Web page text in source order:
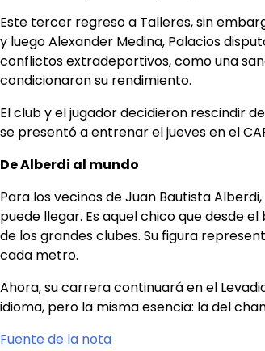
Este tercer regreso a Talleres, sin
y luego Alexander Medina, Palacios
conflictos extradeportivos, como una
condicionaron su rendimiento.
El club y el jugador decidieron rescindir
se presentó a entrenar el jueves en el
De Alberdi al mundo
Para los vecinos de Juan Bautista
puede llegar. Es aquel chico que desde
de los grandes clubes. Su figura
cada metro.
Ahora, su carrera continuará en el
idioma, pero la misma esencia: la del
Fuente de la nota